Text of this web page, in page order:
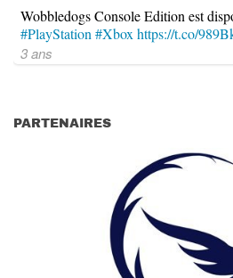
Wobbledogs Console Edition est
#PlayStation#Xboxhttps://t.co/
3 ans
PARTENAIRES